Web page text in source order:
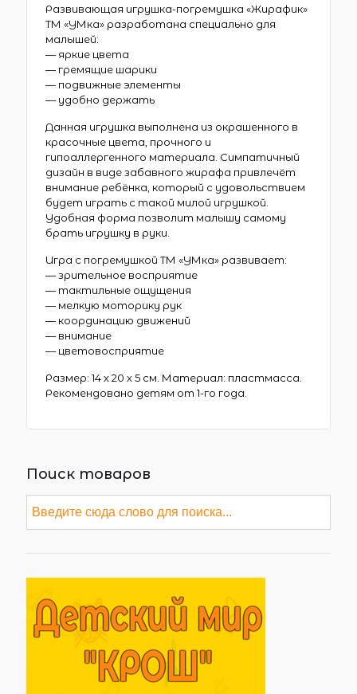
Развивающая игрушка-погремушка «Жирафик»
ТМ «УМка» разработана специально для
малышей:
— яркие цвета
— гремящие шарики
— подвижные элементы
— удобно держать
Данная игрушка выполнена из окрашенного в
красочные цвета, прочного и
гипоаллергенного материала. Симпатичный
дизайн в виде забавного жирафа привлечёт
внимание ребёнка, который с удовольствием
будет играть с такой милой игрушкой.
Удобная форма позволит малышу самому
брать игрушку в руки.
Игра с погремушкой ТМ «УМка» развивает:
— зрительное восприятие
— тактильные ощущения
— мелкую моторику рук
— координацию движений
— внимание
— цветовосприятие
Размер: 14 х 20 х 5 см. Материал: пластмасса.
Рекомендовано детям от 1-го года.
Поиск товаров